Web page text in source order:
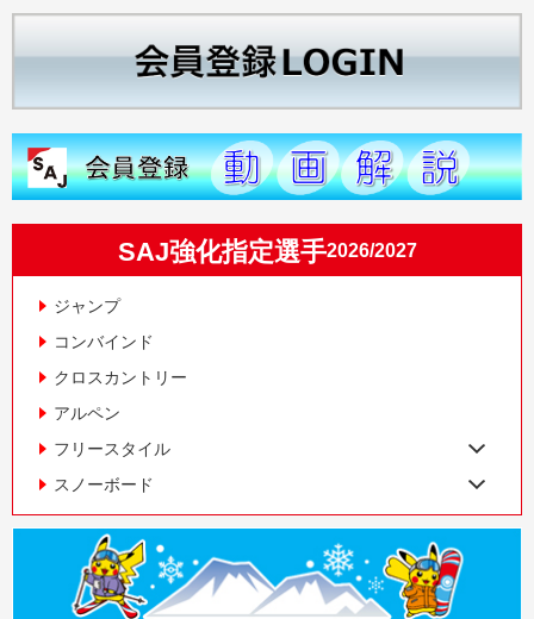
SAJ強化指定選手2026/2027
ジャンプ
コンバインド
クロスカントリー
アルペン
フリースタイル
スノーボード